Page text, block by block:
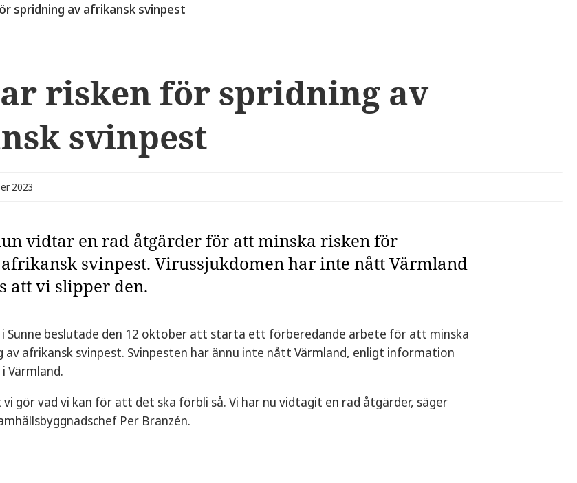
spridning av afrikansk svinpest
risken för spridning av
svinpest
2023
vidtar en rad åtgärder för att minska risken för
svinpest. Virussjukdomen har inte nått Värmland
att vi slipper den.
Sunne beslutade den 12 oktober att starta ett förberedande arbete för att minska
av afrikansk svinpest. Svinpesten har ännu inte nått Värmland, enligt information
Värmland.
gör vad vi kan för att det ska förbli så. Vi har nu vidtagit en rad åtgärder, säger
Per Branzén.